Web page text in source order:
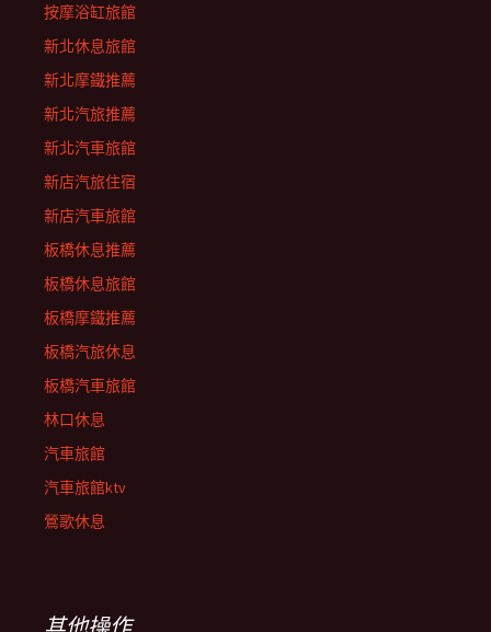
按摩浴缸旅館
新北休息旅館
新北摩鐵推薦
新北汽旅推薦
新北汽車旅館
新店汽旅住宿
新店汽車旅館
板橋休息推薦
板橋休息旅館
板橋摩鐵推薦
板橋汽旅休息
板橋汽車旅館
林口休息
汽車旅館
汽車旅館ktv
鶯歌休息
其他操作